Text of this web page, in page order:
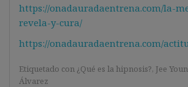
https://onadauradaentrena.com/la-
revela-y-cura/
https://onadauradaentrena.com/
Etiquetado con ¿Qué es la hipnosis?, Jee
Álvarez